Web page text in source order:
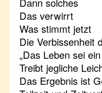
Das verwirrt
Was stimmt jetzt
Die Verbissenheit
„Das Leben sei
Treibt jegliche
Das Ergebnis ist